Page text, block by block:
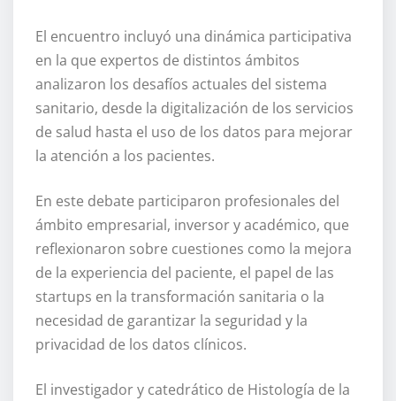
El encuentro incluyó una dinámica participativa
en la que expertos de distintos ámbitos
analizaron los desafíos actuales del sistema
sanitario, desde la digitalización de los servicios
de salud hasta el uso de los datos para mejorar
la atención a los pacientes.
En este debate participaron profesionales del
ámbito empresarial, inversor y académico, que
reflexionaron sobre cuestiones como la mejora
de la experiencia del paciente, el papel de las
startups en la transformación sanitaria o la
necesidad de garantizar la seguridad y la
privacidad de los datos clínicos.
El investigador y catedrático de Histología de la